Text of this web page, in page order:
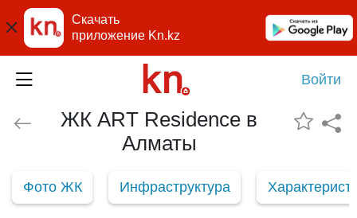
Скачать
приложение Kn.kz
Войти
ЖК ART Residence в
Алматы
Фото ЖК Инфраструктура